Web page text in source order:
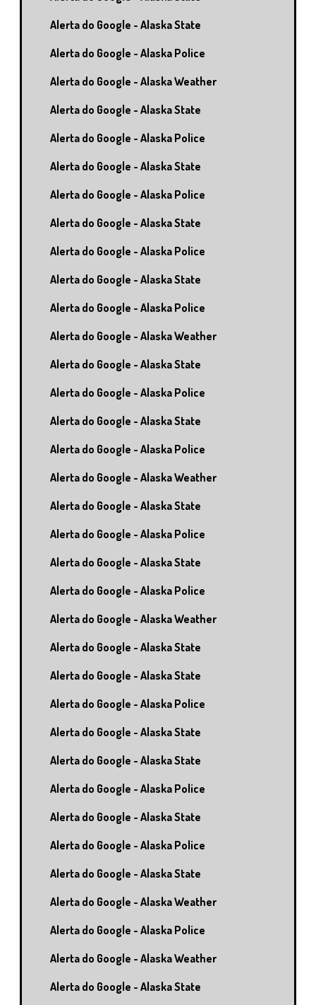
Alerta do Google - Alaska State
Alerta do Google - Alaska Police
Alerta do Google - Alaska Weather
Alerta do Google - Alaska State
Alerta do Google - Alaska Police
Alerta do Google - Alaska State
Alerta do Google - Alaska Police
Alerta do Google - Alaska State
Alerta do Google - Alaska Police
Alerta do Google - Alaska State
Alerta do Google - Alaska Police
Alerta do Google - Alaska Weather
Alerta do Google - Alaska State
Alerta do Google - Alaska Police
Alerta do Google - Alaska State
Alerta do Google - Alaska Police
Alerta do Google - Alaska Weather
Alerta do Google - Alaska State
Alerta do Google - Alaska Police
Alerta do Google - Alaska State
Alerta do Google - Alaska Police
Alerta do Google - Alaska Weather
Alerta do Google - Alaska State
Alerta do Google - Alaska State
Alerta do Google - Alaska Police
Alerta do Google - Alaska State
Alerta do Google - Alaska State
Alerta do Google - Alaska Police
Alerta do Google - Alaska State
Alerta do Google - Alaska Police
Alerta do Google - Alaska State
Alerta do Google - Alaska Weather
Alerta do Google - Alaska Police
Alerta do Google - Alaska Weather
Alerta do Google - Alaska State